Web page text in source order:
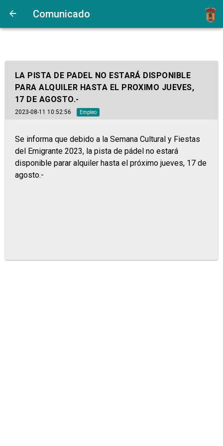
Comunicado
LA PISTA DE PADEL NO ESTARÁ DISPONIBLE
PARA ALQUILER HASTA EL PROXIMO JUEVES,
17 DE AGOSTO.-
2023-08-11 10:52:56 Empleo
Se informa que debido a la Semana Cultural y Fiestas
del Emigrante 2023, la pista de pádel no estará
disponible parar alquiler hasta el próximo jueves, 17 de
agosto.-